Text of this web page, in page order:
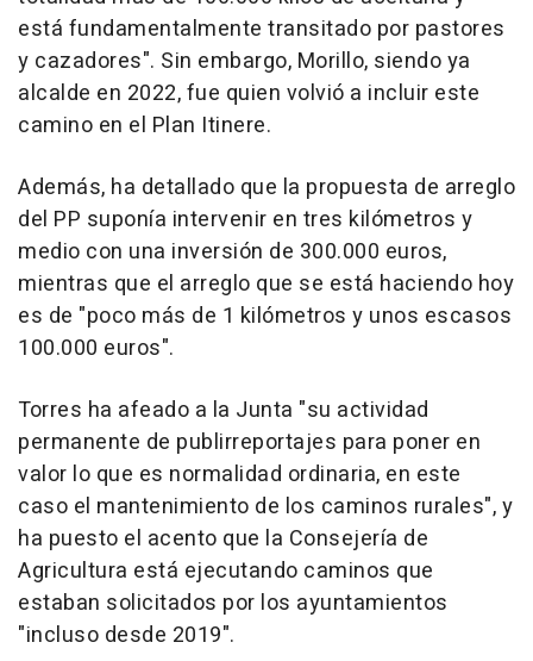
está fundamentalmente transitado por pastores
y cazadores". Sin embargo, Morillo, siendo ya
alcalde en 2022, fue quien volvió a incluir este
camino en el Plan Itinere.
Además, ha detallado que la propuesta de arreglo
del PP suponía intervenir en tres kilómetros y
medio con una inversión de 300.000 euros,
mientras que el arreglo que se está haciendo hoy
es de "poco más de 1 kilómetros y unos escasos
100.000 euros".
Torres ha afeado a la Junta "su actividad
permanente de publirreportajes para poner en
valor lo que es normalidad ordinaria, en este
caso el mantenimiento de los caminos rurales", y
ha puesto el acento que la Consejería de
Agricultura está ejecutando caminos que
estaban solicitados por los ayuntamientos
"incluso desde 2019".